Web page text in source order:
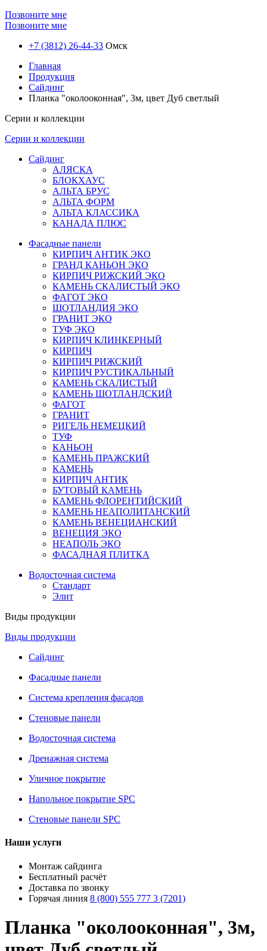
Позвоните мне
Позвоните мне
+7 (3812) 26-44-33 Омск
Главная
Продукция
Сайдинг
Планка "околооконная", 3м, цвет Дуб светлый
Серии и коллекции
Серии и коллекции
Сайдинг
АЛЯСКА
БЛОКХАУС
АЛЬТА БРУС
АЛЬТА ФОРМ
АЛЬТА КЛАССИКА
КАНАДА ПЛЮС
Фасадные панели
КИРПИЧ АНТИК ЭКО
ГРАНД КАНЬОН ЭКО
КИРПИЧ РИЖСКИЙ ЭКО
КАМЕНЬ СКАЛИСТЫЙ ЭКО
ФАГОТ ЭКО
ШОТЛАНДИЯ ЭКО
ГРАНИТ ЭКО
ТУФ ЭКО
КИРПИЧ КЛИНКЕРНЫЙ
КИРПИЧ
КИРПИЧ РИЖСКИЙ
КИРПИЧ РУСТИКАЛЬНЫЙ
КАМЕНЬ СКАЛИСТЫЙ
КАМЕНЬ ШОТЛАНДСКИЙ
ФАГОТ
ГРАНИТ
РИГЕЛЬ НЕМЕЦКИЙ
ТУФ
КАНЬОН
КАМЕНЬ ПРАЖСКИЙ
КАМЕНЬ
КИРПИЧ АНТИК
БУТОВЫЙ КАМЕНЬ
КАМЕНЬ ФЛОРЕНТИЙСКИЙ
КАМЕНЬ НЕАПОЛИТАНСКИЙ
КАМЕНЬ ВЕНЕЦИАНСКИЙ
ВЕНЕЦИЯ ЭКО
НЕАПОЛЬ ЭКО
ФАСАДНАЯ ПЛИТКА
Водосточная система
Стандарт
Элит
Виды продукции
Виды продукции
Сайдинг
Фасадные панели
Система крепления фасадов
Стеновые панели
Водосточная система
Дренажная система
Уличное покрытие
Напольное покрытие SPC
Стеновые панели SPC
Наши услуги
Монтаж сайдинга
Бесплатный расчёт
Доставка по звонку
Горячая линия 8 (800) 555 777 3 (7201)
Планка "околооконная", 3м,